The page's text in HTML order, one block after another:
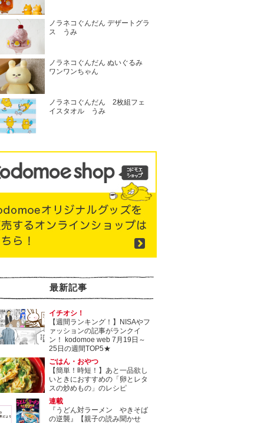
ノラネコぐんだん デザートグラ
ス うみ
ノラネコぐんだん ぬいぐるみ
ワンワンちゃん
ノラネコぐんだん 2枚組フェ
イスタオル うみ
最新記事
イチオシ！
【週間ランキング！】NISAやフ
ァッションの記事がランクイ
ン！ kodomoe web 7月19日～
25日の週間TOP5★
ごはん・おやつ
【簡単！時短！】あと一品欲し
いときにおすすめの「卵とレタ
スの炒めもの」のレシピ
連載
『うどん対ラーメン やきそば
の逆襲』【親子の読み聞かせ